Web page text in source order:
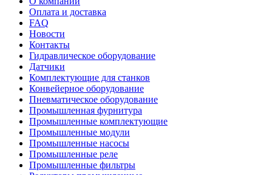
Оплата и доставка
FAQ
Новости
Контакты
Гидравлическое оборудование
Датчики
Комплектующие для станков
Конвейерное оборудование
Пневматическое оборудование
Промышленная фурнитура
Промышленные комплектующие
Промышленные модули
Промышленные насосы
Промышленные реле
Промышленные фильтры